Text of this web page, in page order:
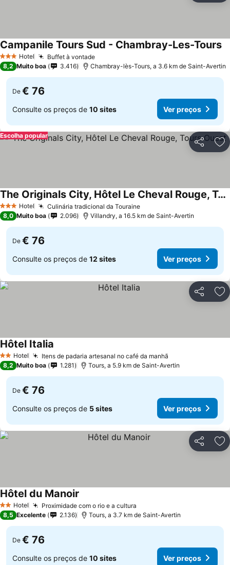
3 EstrelasHotel Buffet à vontadeVer preços
Campanile Tours Sud - Chambray-Les-Tours
8,2 Muito boa 3.416 Chambray-lès-Tours, a 3.6 km de Saint-Avertin
De € 76
Consulte os preços de 10 sites Ver preços
Partilhar
Escolha popular
3 EstrelasHotel Culinária tradicional da TouraineVer preços
The Originals City, Hôtel Le Cheval Rouge, Tours Ouest
Ver preços
8,0 Muito boa 2.096 Villandry, a 16.5 km de Saint-Avertin
De € 76
Consulte os preços de 12 sites Ver preços
Partilhar
2 Estrelas
Hotel Itens de padaria artesanal no café da manhã
Hôtel Italia
8,2 Muito boa 1.281 Tours, a 5.9 km de Saint-Avertin
De € 76
Consulte os preços de 5 sites Ver preços
Partilhar
2 Estrelas
Hotel Proximidade com o rio e a cultura
Hôtel du Manoir
8,5 Excelente 2.136 Tours, a 3.7 km de Saint-Avertin
De € 76
Consulte os preços de 10 sites Ver preços